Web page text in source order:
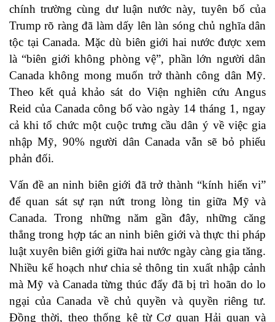
chính trường cùng dư luận nước này, tuyên bố của
Trump rõ ràng đã làm dấy lên làn sóng chủ nghĩa dân
tộc tại Canada. Mặc dù biên giới hai nước được xem
là “biên giới không phòng vệ”, phần lớn người dân
Canada không mong muốn trở thành công dân Mỹ.
Theo kết quả khảo sát do Viện nghiên cứu Angus
Reid của Canada công bố vào ngày 14 tháng 1, ngay
cả khi tổ chức một cuộc trưng cầu dân ý về việc gia
nhập Mỹ, 90% người dân Canada vẫn sẽ bỏ phiếu
phản đối.
Vấn đề an ninh biên giới đã trở thành “kính hiển vi”
để quan sát sự rạn nứt trong lòng tin giữa Mỹ và
Canada. Trong những năm gần đây, những căng
thẳng trong hợp tác an ninh biên giới và thực thi pháp
luật xuyên biên giới giữa hai nước ngày càng gia tăng.
Nhiều kế hoạch như chia sẻ thông tin xuất nhập cảnh
mà Mỹ và Canada từng thúc đẩy đã bị trì hoãn do lo
ngại của Canada về chủ quyền và quyền riêng tư.
Đồng thời, theo thống kê từ Cơ quan Hải quan và